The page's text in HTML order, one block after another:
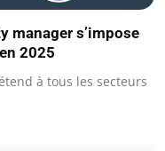
manager s’impose
2025
à tous les secteurs